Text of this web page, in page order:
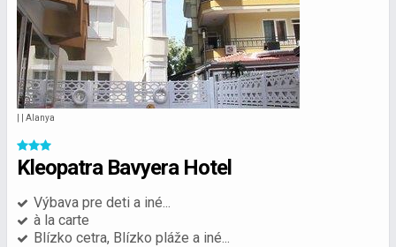
| | Alanya
Kleopatra Bavyera Hotel
Výbava pre deti a iné...
à la carte
Blízko cetra, Blízko pláže a iné...